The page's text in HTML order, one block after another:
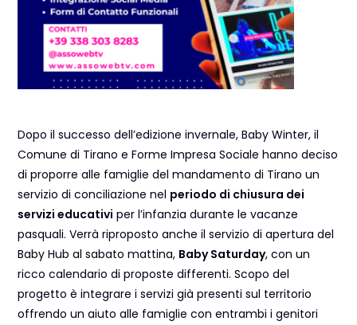
Dopo il successo dell’edizione invernale, Baby Winter, il
Comune di Tirano e Forme Impresa Sociale hanno deciso
di proporre alle famiglie del mandamento di Tirano un
servizio di conciliazione nel periodo di chiusura dei
servizi educativi per l’infanzia durante le vacanze
pasquali. Verrà riproposto anche il servizio di apertura del
Baby Hub al sabato mattina, Baby Saturday, con un
ricco calendario di proposte differenti. Scopo del
progetto è integrare i servizi già presenti sul territorio
offrendo un aiuto alle famiglie con entrambi i genitori